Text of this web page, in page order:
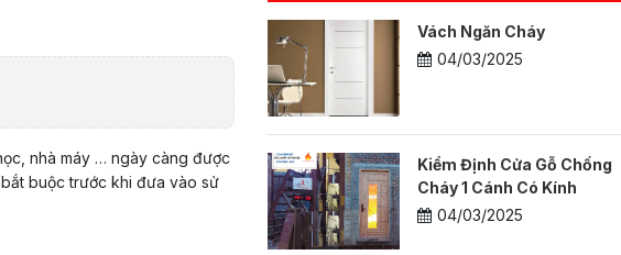
nhà máy … ngày càng được
buộc trước khi đưa vào sử
Vách Ngăn Cháy
04/03/2025
Kiểm Định Cửa Gỗ Chống
Cháy 1 Cánh Có Kính
04/03/2025